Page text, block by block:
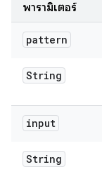
พารามิเตอร์
pattern
String
input
String